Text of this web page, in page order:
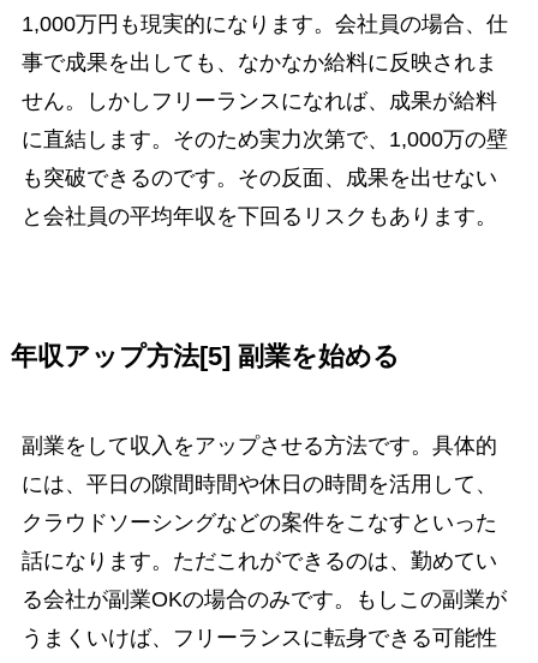
1,000万円も現実的になります。会社員の場合、仕
事で成果を出しても、なかなか給料に反映されま
せん。しかしフリーランスになれば、成果が給料
に直結します。そのため実力次第で、1,000万の壁
も突破できるのです。その反面、成果を出せない
と会社員の平均年収を下回るリスクもあります。
年収アップ方法[5] 副業を始める
副業をして収入をアップさせる方法です。具体的
には、平日の隙間時間や休日の時間を活用して、
クラウドソーシングなどの案件をこなすといった
話になります。ただこれができるのは、勤めてい
る会社が副業OKの場合のみです。もしこの副業が
うまくいけば、フリーランスに転身できる可能性